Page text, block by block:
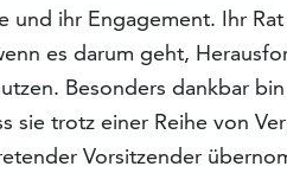
ihr Engagement. Ihr
es darum geht,
Besonders dankbar
sie trotz einer Reihe von
Vorsitzender